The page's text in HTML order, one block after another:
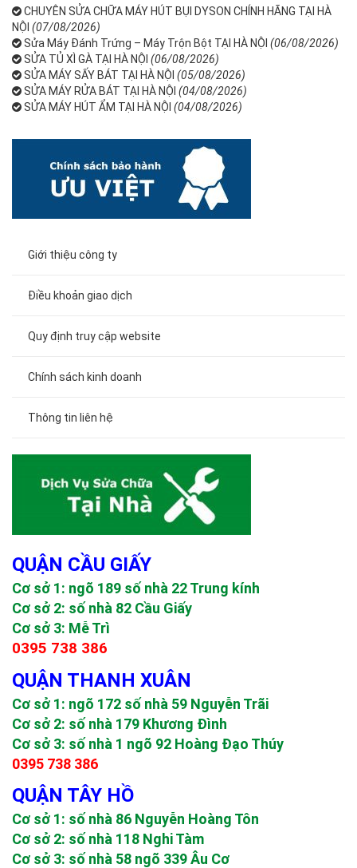
CHUYÊN SỬA CHỮA MÁY HÚT BỤI DYSON CHÍNH HÃNG TẠI HÀ
NỘI (07/08/2026)
Sửa Máy Đánh Trứng – Máy Trộn Bột TẠI HÀ NỘI (06/08/2026)
SỬA TỦ XÌ GÀ TẠI HÀ NỘI (06/08/2026)
SỬA MÁY SẤY BÁT TẠI HÀ NỘI (05/08/2026)
SỬA MÁY RỬA BÁT TẠI HÀ NỘI (04/08/2026)
SỬA MÁY HÚT ẨM TẠI HÀ NỘI (04/08/2026)
Giới thiệu công ty
Điều khoản giao dịch
Quy định truy cập website
Chính sách kinh doanh
Thông tin liên hệ
QUẬN CẦU GIẤY
Cơ sở 1: ngõ 189 số nhà 22 Trung kính
Cơ sở 2: số nhà 82 Cầu Giấy
Cơ sở 3: Mễ Trì
0395 738 386
QUẬN THANH XUÂN
Cơ sở 1: ngõ 172 số nhà 59 Nguyễn Trãi
Cơ sở 2: số nhà 179 Khương Đình
Cơ sở 3: số nhà 1 ngõ 92 Hoàng Đạo Thúy
0395 738 386
QUẬN TÂY HỒ
Cơ sở 1: số nhà 86 Nguyễn Hoàng Tôn
Cơ sở 2: số nhà 118 Nghi Tàm
Cơ sở 3: số nhà 58 ngõ 339 Âu Cơ